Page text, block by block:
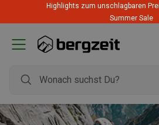
Highlights zum unschlagbaren
Summer Sale